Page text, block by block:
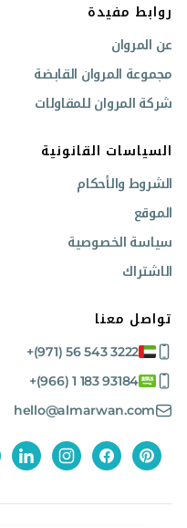
تطبيقات شاحنات
الشحن لمسافات طويلة.
التوزيع الإقليمي.
الخدمات اللوجستية في
اشترِ بثقة مع
ودعم فني متخصص لتلبية متطلباتك
والمواصفات التفصيلية والأسعار،
روابط مفيدة
عن المروان
مجموعة المروان القابضة
شركة المروان للمقاولات
السياسات القانونية
الشروط والأحكام
الموقع
سياسة الخصوصية
الاشتراك
تواصل معنا
+(971) 56 543 3222
+(966) 1 183 93184
hello@almarwan.com